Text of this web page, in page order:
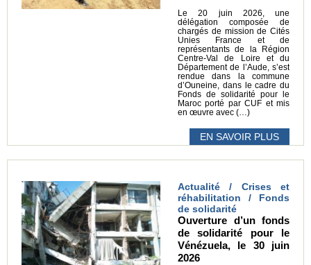
Le 20 juin 2026, une
délégation composée de
chargés de mission de Cités
Unies France et de
représentants de la Région
Centre-Val de Loire et du
Département de l’Aude, s’est
rendue dans la commune
d’Ouneine, dans le cadre du
Fonds de solidarité pour le
Maroc porté par CUF et mis
en œuvre avec (…)
EN SAVOIR PLUS
Actualité / Crises et
réhabilitation / Fonds
de solidarité
Ouverture d’un fonds
de solidarité pour le
Vénézuela, le 30 juin
2026